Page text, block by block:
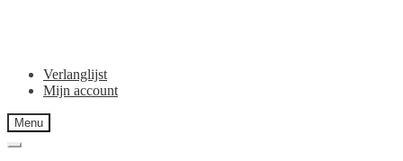
Verlanglijst
Mijn account
Menu